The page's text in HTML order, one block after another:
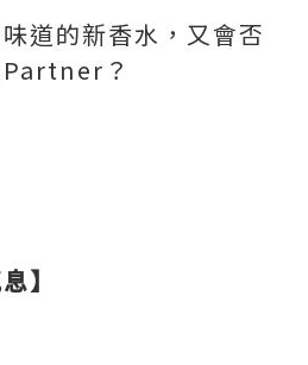
道的新香水，又會否
？
】